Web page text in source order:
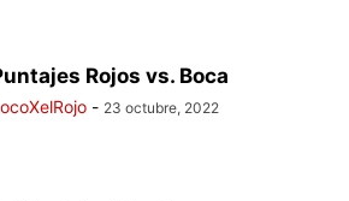
Rojos vs. Boca
- 23 octubre, 2022